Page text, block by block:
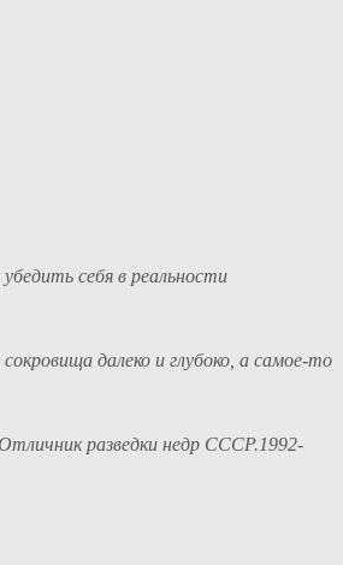
себя в реальности
далеко и глубоко, а самое-то
разведки недр СССР.1992-